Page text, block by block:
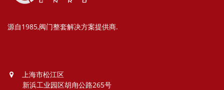
源自1985,阀门整套解决方案提供商.
上海市松江区
新浜工业园区胡甪公路265号